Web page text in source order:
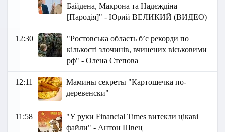
Байдена, Макрона та Надєждіна
[Пародія]" - Юрий ВЕЛИКИЙ (ВИДЕО)
12:30
"Ростовська область б’є рекорди по
кількості злочинів, вчинених віськовими
рф" - Олена Степова
12:11
Мамины секреты "Картошечка по-
деревенски"
11:58
"У руки Financial Times витекли цікаві
файли" - Антон Швец